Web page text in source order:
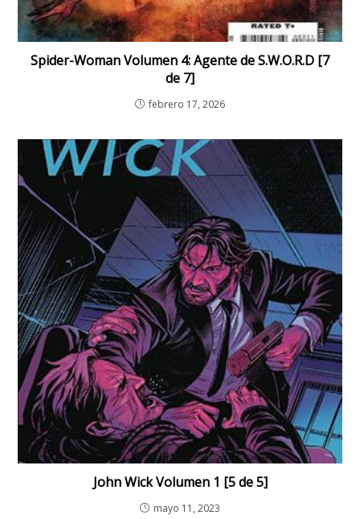
Spider-Woman Volumen 4: Agente de S.W.O.R.D [7
de 7]
febrero 17, 2026
John Wick Volumen 1 [5 de 5]
mayo 11, 2023